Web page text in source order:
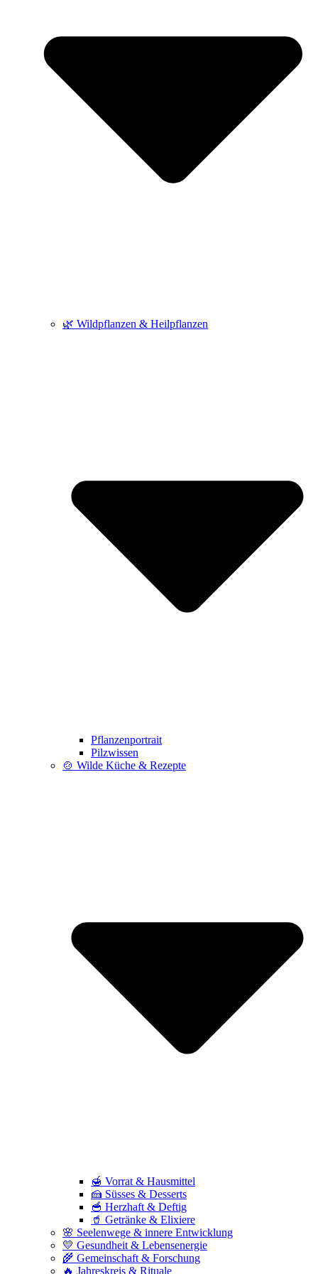
🌿 Wildpflanzen & Heilpflanzen
Pflanzenportrait
Pilzwissen
🍲 Wilde Küche & Rezepte
🍯 Vorrat & Hausmittel
🍰 Süsses & Desserts
🥣 Herzhaft & Deftig
🥤 Getränke & Elixiere
🌸 Seelenwege & innere Entwicklung
💛 Gesundheit & Lebensenergie
🌾 Gemeinschaft & Forschung
🔥 Jahreskreis & Rituale